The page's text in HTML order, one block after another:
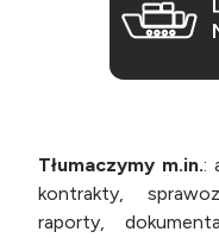
Tłumaczymy m.in.:
kontrakty,
raporty,